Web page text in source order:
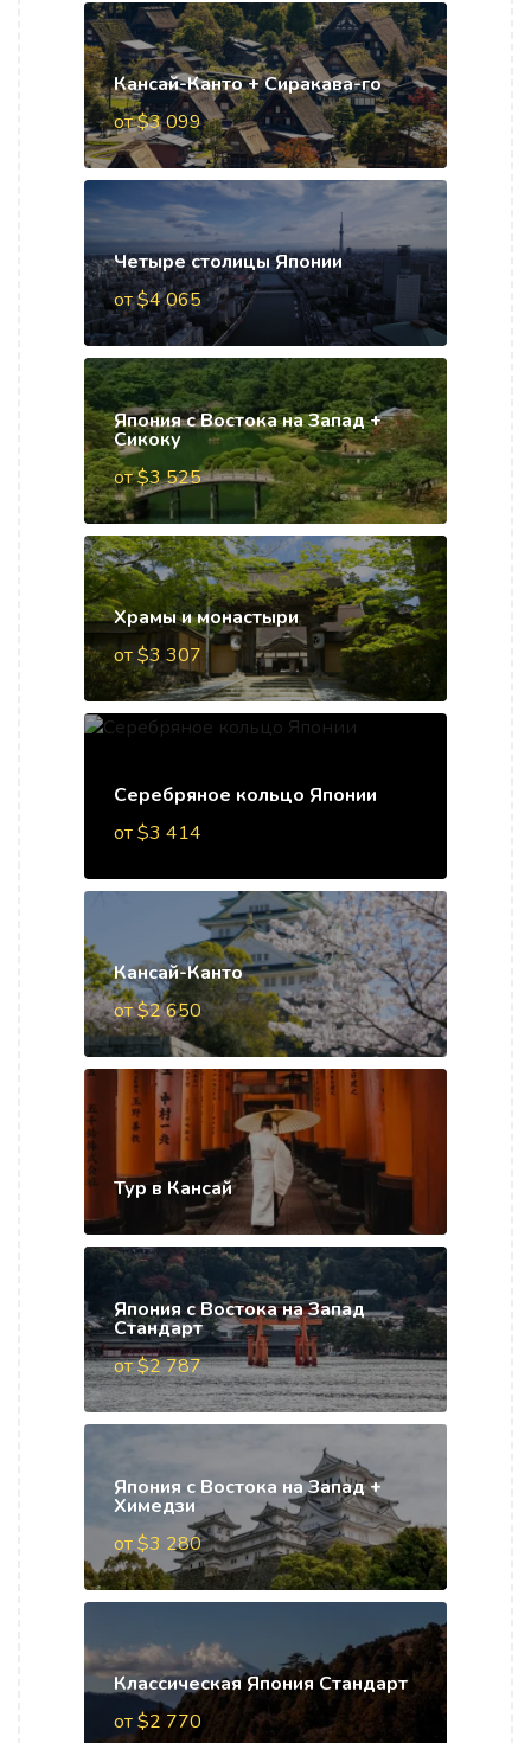
Кансай-Канто + Сиракава-го
от $3 099
Четыре столицы Японии
от $4 065
Япония с Востока на Запад +
Сикоку
от $3 525
Храмы и монастыри
от $3 307
Серебряное кольцо Японии
от $3 414
Кансай-Канто
от $2 650
Тур в Кансай
Япония с Востока на Запад
Стандарт
от $2 787
Япония с Востока на Запад +
Химедзи
от $3 280
Классическая Япония Стандарт
от $2 770